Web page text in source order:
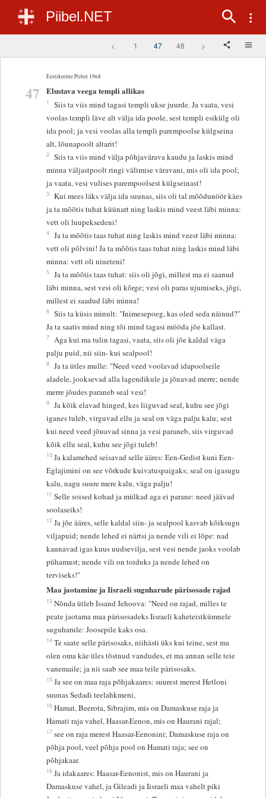
Piibel.NET
< 1 47 48 >
Eestikeelne Piibel 1968
47 Elustava veega templi allikas
1
Siis ta viis mind tagasi templi ukse juurde. Ja vaata, vesi
voolas templi läve alt välja ida poole, sest templi esikülg oli
ida pool; ja vesi voolas alla templi parempoolse külgseina
alt, lõunapoolt altarit!
2 Siis ta viis mind välja põhjavärava kaudu ja laskis mind
minna väljastpoolt ringi välimise väravani, mis oli ida pool;
ja vaata, vesi vulises parempoolsest külgseinast!
3 Kui mees läks välja ida suunas, siis oli tal mõõdunöör käes
ja ta mõõtis tuhat küünart ning laskis mind veest läbi minna:
vett oli luupeksedeni!
4 Ja ta mõõtis taas tuhat ning laskis mind veest läbi minna:
vett oli põlvini! Ja ta mõõtis taas tuhat ning laskis mind läbi
minna: vett oli niueteni!
5 Ja ta mõõtis taas tuhat: siis oli jõgi, millest ma ei saanud
läbi minna, sest vesi oli kõrge; vesi oli paras ujumiseks, jõgi,
millest ei saadud läbi minna!
6 Siis ta küsis minult: "Inimesepoeg, kas oled seda näinud?"
Ja ta saatis mind ning tõi mind tagasi mööda jõe kallast.
7 Aga kui ma tulin tagasi, vaata, siis oli jõe kaldal väga
palju puid, nii siin- kui sealpool!
8 Ja ta ütles mulle: "Need veed voolavad idapoolseile
aladele, jooksevad alla lagendikule ja jõuavad merre; nende
merre jõudes paraneb seal vesi!
9 Ja kõik elavad hinged, kes liiguvad seal, kuhu see jõgi
iganes tuleb, virguvad ellu ja seal on väga palju kalu; sest
kui need veed jõuavad sinna ja vesi paraneb, siis virguvad
kõik ellu seal, kuhu see jõgi tuleb!
10 Ja kalamehed seisavad selle ääres: Een-Gedist kuni Een-
Eglajimini on see võrkude kuivatuspaigaks; seal on igasugu
kalu, nagu suure mere kalu, väga palju!
11 Selle soised kohad ja mülkad aga ei parane: need jäävad
soolaseiks!
12 Ja jõe ääres, selle kaldal siin- ja sealpool kasvab kõiksugu
viljapuid; nende lehed ei närtsi ja nende vili ei lõpe: nad
kannavad igas kuus uudsevilja, sest vesi nende jaoks voolab
pühamust; nende vili on toiduks ja nende lehed on
terviseks!"
Maa jaotamine ja Iisraeli suguharude pärisosade rajad
13 Nõnda ütleb Issand Jehoova: "Need on rajad, milles te
peate jaotama maa pärisosadeks Iisraeli kaheteistkümnele
suguharule: Joosepile kaks osa.
14 Te saate selle pärisosaks, niihästi üks kui teine, sest ma
olen oma käe üles tõstnud vandudes, et ma annan selle teie
vanemaile; ja nii saab see maa teile pärisosaks.
15 Ja see on maa raja põhjakaares: suurest merest Hetloni
suunas Sedadi teelahkmeni,
16 Hamat, Beerota, Sibrajim, mis on Damaskuse raja ja
Hamati raja vahel, Haasar-Eenon, mis on Haurani rajal;
17 see on raja merest Haasar-Eenonini; Damaskuse raja on
põhja pool, veel põhja pool on Hamati raja; see on
põhjakaar.
18 Ja idakaares: Haasar-Eenonist, mis on Haurani ja
Damaskuse vahel, ja Gileadi ja Iisraeli maa vahelt piki